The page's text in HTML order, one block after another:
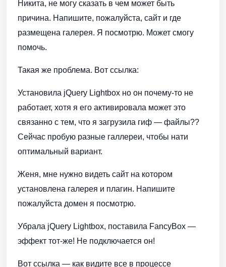
Никита, не могу сказать в чем может быть
причина. Напишите, пожалуйста, сайт и где
размещена галерея. Я посмотрю. Может смогу
помочь.
Такая же проблема. Вот ссылка:
Установила jQuery Lightbox но он почему-то не
работает, хотя я его активировала может это
связанно с тем, что я загрузила гиф — файлы??
Сейчас пробую разные галлереи, чтобы нати
оптимальный вариант.
Женя, мне нужно видеть сайт на котором
установлена галерея и плагин. Напишите
пожалуйста домен я посмотрю.
Убрала jQuery Lightbox, поставила FancyBox —
эффект тот-же! Не подключается он!
Вот ссылка — как видите все в процессе